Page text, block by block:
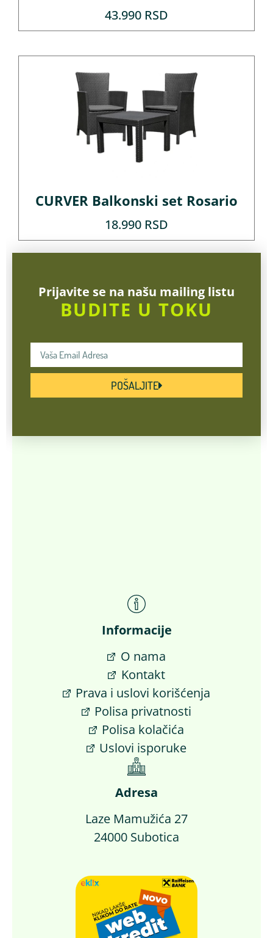
43.990 RSD
CURVER Balkonski set Rosario
18.990 RSD
Prijavite se na našu mailing listu
BUDITE U TOKU
POŠALJITE
Informacije
O nama
Kontakt
Prava i uslovi korišćenja
Polisa privatnosti
Polisa kolačića
Uslovi isporuke
Adresa
Laze Mamužića 27
24000 Subotica